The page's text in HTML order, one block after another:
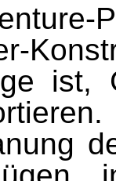
ist,